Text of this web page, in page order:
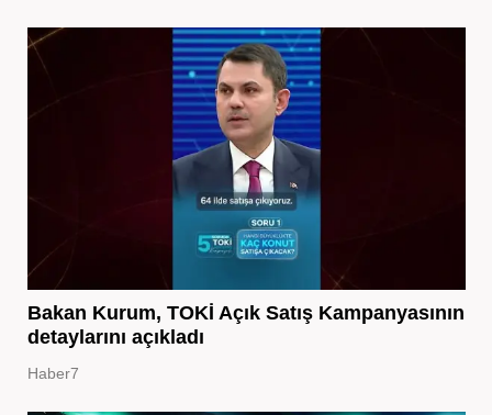
Bakan Kurum, TOKİ Açık Satış Kampanyasının
detaylarını açıkladı
Haber7